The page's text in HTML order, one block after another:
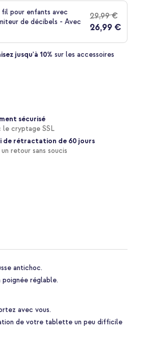
fil pour enfants avec
de décibels - Avec
29,99 €
26,99 €
jusqu'à 10% sur les accessoires
sécurisé
le cryptage SSL
de rétractation de 60 jours
un retour sans soucis
antichoc.
réglable.
avec vous.
de votre tablette un peu difficile